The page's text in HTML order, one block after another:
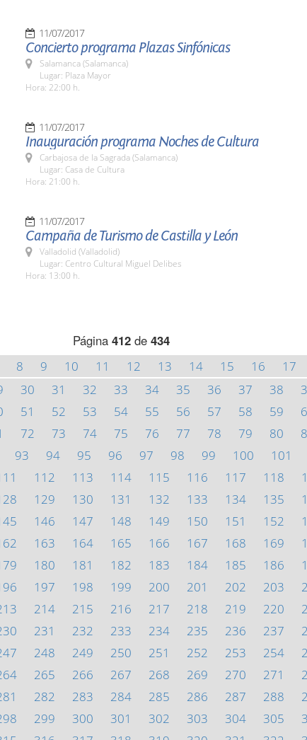
11/07/2017
Concierto programa Plazas Sinfónicas
Salamanca (Salamanca)
Lugar: Plaza Mayor
Hora: 22:00 h.
11/07/2017
Inauguración programa Noches de Cultura
Carbajosa de la Sagrada (Salamanca)
Lugar: Casa de Cultura
Hora: 21:00 h.
11/07/2017
Campaña de Turismo de Castilla y León
Valladolid (Valladolid)
Lugar: Centro Cultural Miguel Delibes
Hora: 13:00 h.
Página 412de 434
8 9 10 11 12 13 14 15 16 17
30 31 32 33 34 35 36 37 38
51 52 53 54 55 56 57 58 59
72 73 74 75 76 77 78 79 80
93 94 95 96 97 98 99 100 101
112 113 114 115 116 117 118
129 130 131 132 133 134 135
146 147 148 149 150 151 152
163 164 165 166 167 168 169
180 181 182 183 184 185 186
197 198 199 200 201 202 203
214 215 216 217 218 219 220
231 232 233 234 235 236 237
248 249 250 251 252 253 254
265 266 267 268 269 270 271
282 283 284 285 286 287 288
299 300 301 302 303 304 305